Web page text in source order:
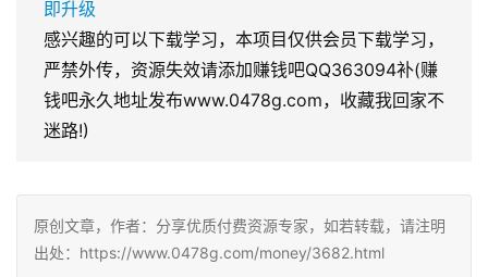
即升级
感兴趣的可以下载学习，本项目仅供会员下载学习，
严禁外传，资源失效请添加赚钱吧QQ363094补(赚
钱吧永久地址发布www.0478g.com，收藏我回家不
迷路!)
原创文章，作者：分享优质付费资源专家，如若转载，请注明
出处：https://www.0478g.com/money/3682.html